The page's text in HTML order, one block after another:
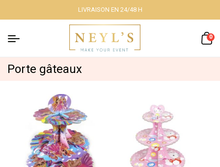
Décoration
lumineuse
LIVRAISON EN 24/48 H
0
Porte gâteaux